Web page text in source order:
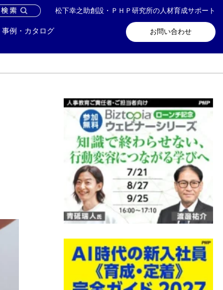
松下幸之助創設・ＰＨＰ研究所の人材育成サポート
お問い合わせ
事例・カタログ
い合わせ メールマガジン登録